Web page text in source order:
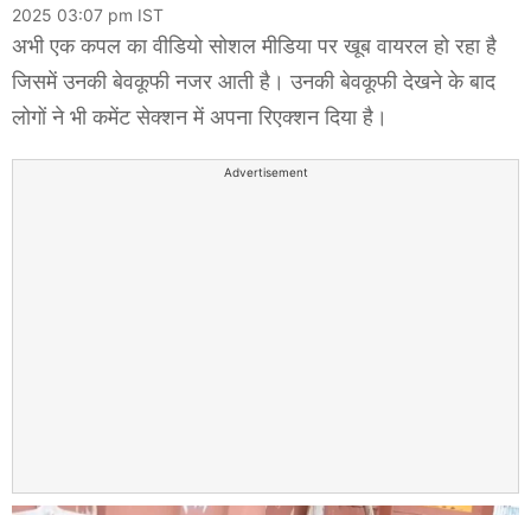
2025 03:07 pm IST
अभी एक कपल का वीडियो सोशल मीडिया पर खूब वायरल हो रहा है
जिसमें उनकी बेवकूफी नजर आती है। उनकी बेवकूफी देखने के बाद
लोगों ने भी कमेंट सेक्शन में अपना रिएक्शन दिया है।
Advertisement